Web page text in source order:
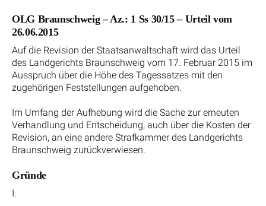
OLG Braunschweig – Az.: 1 Ss 30/15 – Urteil vom
26.06.2015
Auf die Revision der Staatsanwaltschaft wird das Urteil
des Landgerichts Braunschweig vom 17. Februar 2015 im
Ausspruch über die Höhe des Tagessatzes mit den
zugehörigen Feststellungen aufgehoben.
Im Umfang der Aufhebung wird die Sache zur erneuten
Verhandlung und Entscheidung, auch über die Kosten der
Revision, an eine andere Strafkammer des Landgerichts
Braunschweig zurückverwiesen.
Gründe
I.